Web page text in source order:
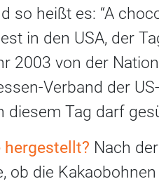
so heißt es: “A
in den USA, der
2003 von der
Verband der
diesem Tag darf
hergestellt? Nach
ob die